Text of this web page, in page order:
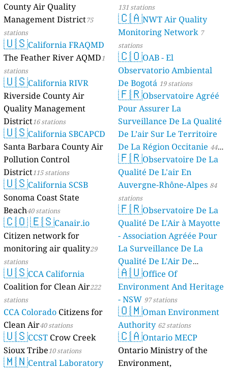
County Air Quality
Management District75
stations
🇺🇸California FRAQMD
The Feather River AQMD1
stations
🇺🇸California RIVR
Riverside County Air
Quality Management
District16 stations
🇺🇸California SBCAPCD
Santa Barbara County Air
Pollution Control
District115 stations
🇺🇸California SCSB
Sonoma Coast State
Beach40 stations
🇨🇴🇪🇸Canair.io
Citizen network for
monitoring air quality29
stations
🇺🇸CCA California
Coalition for Clean Air222
stations
CCA Colorado Citizens for
Clean Air40 stations
🇺🇸CCST Crow Creek
Sioux Tribe10 stations
🇲🇳Central Laboratory
131 stations
🇨🇦NWT Air Quality
Monitoring Network 7
stations
🇨🇴OAB - El
Observatorio Ambiental
De Bogotá 19 stations
🇫🇷Observatoire Agréé
Pour Assurer La
Surveillance De La Qualité
De L’air Sur Le Territoire
De La Région Occitanie 44
stations
🇫🇷Observatoire De La
Qualité De L'air En
Auvergne-Rhône-Alpes 84
stations
🇫🇷Observatoire De La
Qualité De L'Air à Mayotte
- Association Agréée Pour
La Surveillance De La
Qualité De L'Air De
Mayotte 4 stations
🇦🇺Office Of
Environment And Heritage
- NSW 97 stations
🇴🇲Oman Environment
Authority 62 stations
🇨🇦Ontario MECP
Ontario Ministry of the
Environment,